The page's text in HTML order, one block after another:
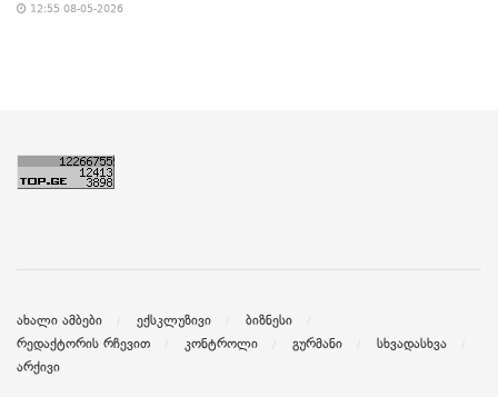
12:55 08-05-2026
ახალი ამბები ექსკლუზივი
ბიზნესი
რედაქტორის რჩევით
კონტროლი გურმანი
სხვადასხვა
არქივი